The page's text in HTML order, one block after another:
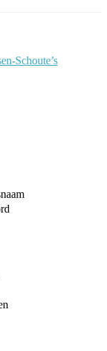
Schoute’s